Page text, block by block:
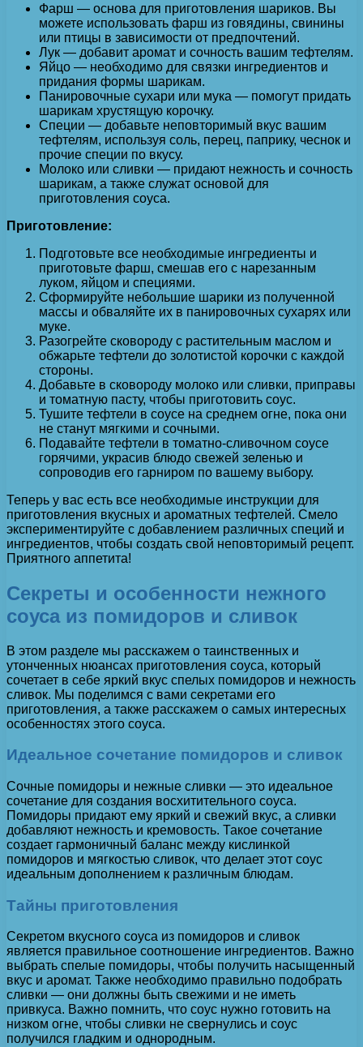
Фарш — основа для приготовления шариков. Вы
можете использовать фарш из говядины, свинины
или птицы в зависимости от предпочтений.
Лук — добавит аромат и сочность вашим тефтелям.
Яйцо — необходимо для связки ингредиентов и
придания формы шарикам.
Панировочные сухари или мука — помогут придать
шарикам хрустящую корочку.
Специи — добавьте неповторимый вкус вашим
тефтелям, используя соль, перец, паприку, чеснок и
прочие специи по вкусу.
Молоко или сливки — придают нежность и сочность
шарикам, а также служат основой для
приготовления соуса.
Приготовление:
Подготовьте все необходимые ингредиенты и
приготовьте фарш, смешав его с нарезанным
луком, яйцом и специями.
Сформируйте небольшие шарики из полученной
массы и обваляйте их в панировочных сухарях или
муке.
Разогрейте сковороду с растительным маслом и
обжарьте тефтели до золотистой корочки с каждой
стороны.
Добавьте в сковороду молоко или сливки, приправы
и томатную пасту, чтобы приготовить соус.
Тушите тефтели в соусе на среднем огне, пока они
не станут мягкими и сочными.
Подавайте тефтели в томатно-сливочном соусе
горячими, украсив блюдо свежей зеленью и
сопроводив его гарниром по вашему выбору.
Теперь у вас есть все необходимые инструкции для
приготовления вкусных и ароматных тефтелей. Смело
экспериментируйте с добавлением различных специй и
ингредиентов, чтобы создать свой неповторимый рецепт.
Приятного аппетита!
Секреты и особенности нежного
соуса из помидоров и сливок
В этом разделе мы расскажем о таинственных и
утонченных нюансах приготовления соуса, который
сочетает в себе яркий вкус спелых помидоров и нежность
сливок. Мы поделимся с вами секретами его
приготовления, а также расскажем о самых интересных
особенностях этого соуса.
Идеальное сочетание помидоров и сливок
Сочные помидоры и нежные сливки — это идеальное
сочетание для создания восхитительного соуса.
Помидоры придают ему яркий и свежий вкус, а сливки
добавляют нежность и кремовость. Такое сочетание
создает гармоничный баланс между кислинкой
помидоров и мягкостью сливок, что делает этот соус
идеальным дополнением к различным блюдам.
Тайны приготовления
Секретом вкусного соуса из помидоров и сливок
является правильное соотношение ингредиентов. Важно
выбрать спелые помидоры, чтобы получить насыщенный
вкус и аромат. Также необходимо правильно подобрать
сливки — они должны быть свежими и не иметь
привкуса. Важно помнить, что соус нужно готовить на
низком огне, чтобы сливки не свернулись и соус
получился гладким и однородным.